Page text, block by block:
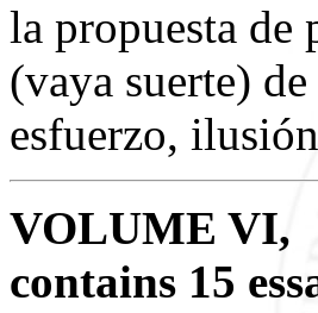
la propuesta de
(vaya suerte)
esfuerzo,
VOLUME VI,
contains 15